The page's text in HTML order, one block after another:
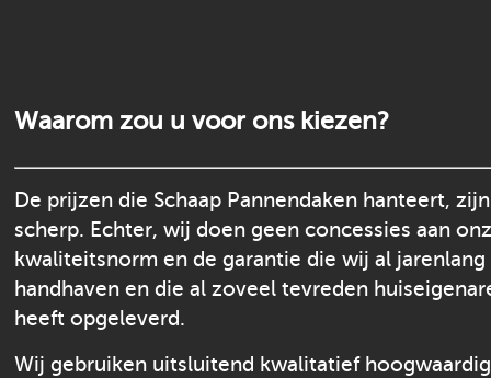
Waarom zou u voor ons kiezen?
De prijzen die Schaap Pannendaken hanteert,
scherp. Echter, wij doen geen concessies aan
kwaliteitsnorm en de garantie die wij al jarenlang
handhaven en die al zoveel tevreden
heeft opgeleverd.
Wij gebruiken uitsluitend kwalitatief